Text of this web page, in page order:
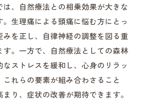
の解放を目指す整体の役割
を取り戻す具体的施術
成功例とその秘訣
康改善に向けた整体の効果
がもたらす日常生活への影響
の解放に向けた整体の可能性
、自然療法との相乗効果が大きな
生理痛による頭痛に悩む方にとっ
みを正し、自律神経の調整を図る重
す。一方で、自然療法としての森林
ストレスを緩和し、心身のリラッ
これらの要素が組み合わさること
り、症状の改善が期待できます。